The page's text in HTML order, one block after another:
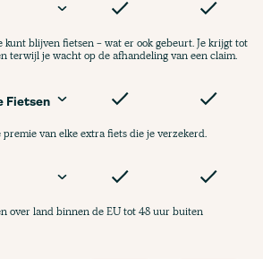
kunt blijven fietsen - wat er ook gebeurt. Je krijgt tot
terwijl je wacht op de afhandeling van een claim.
Fietsen
van elke extra fiets die je verzekerd.
over land binnen de EU tot 48 uur buiten